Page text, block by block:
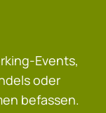
Events,
oder
befassen.